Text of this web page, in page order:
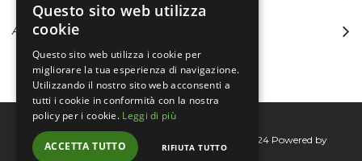
ACCOUNT
Bertini group srl © 2015-2026 - P.I. 06076830824 Powered by
Connecta
Questo sito web utilizza
cookie
Questo sito web utilizza i cookie per
migliorare la tua esperienza di navigazione.
Utilizzando il nostro sito web acconsenti a
tutti i cookie in conformità con la nostra
policy per i cookie. Leggi di più
ACCETTA TUTTO RIFIUTA TUTTO